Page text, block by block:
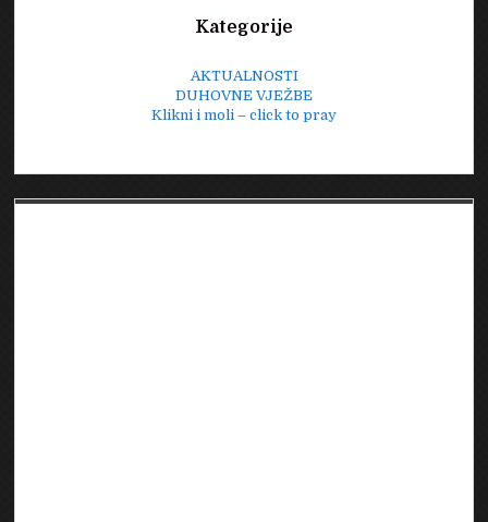
Kategorije
AKTUALNOSTI
DUHOVNE VJEŽBE
Klikni i moli – click to pray